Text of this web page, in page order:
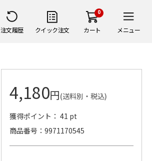
注文履歴 クイック注文
0
カート メニュー
4,180円(送料別・税込)
獲得ポイント： 41 pt
商品番号
9971170545